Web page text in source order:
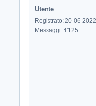
Utente
Registrato: 20-06-2022
Messaggi: 4'125